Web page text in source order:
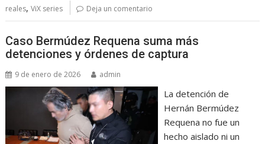
reales,ViX series Deja un comentario
Caso Bermúdez Requena suma más
detenciones y órdenes de captura
9 de enero de 2026 admin
La detención de
Hernán Bermúdez
Requena no fue un
hecho aislado ni un